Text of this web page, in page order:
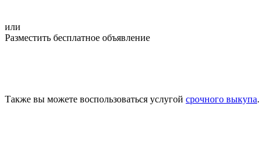
или
Разместить бесплатное объявление
Также вы можете воспользоваться услугой срочного выкупа.